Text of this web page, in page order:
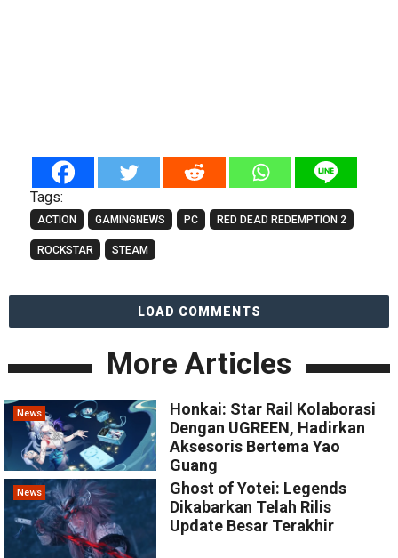
Tags:
ACTION GAMINGNEWS PC RED DEAD REDEMPTION 2
ROCKSTAR STEAM
LOAD COMMENTS
More Articles
News
Honkai: Star Rail Kolaborasi
Dengan UGREEN, Hadirkan
Aksesoris Bertema Yao
Guang
News
Ghost of Yotei: Legends
Dikabarkan Telah Rilis
Update Besar Terakhir